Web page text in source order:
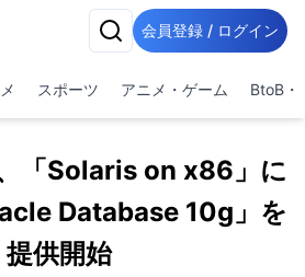
会員登録 / ログイン
スポーツ アニメ・ゲーム BtoB・
「Solaris on x86」に
Database 10g」を
提供開始